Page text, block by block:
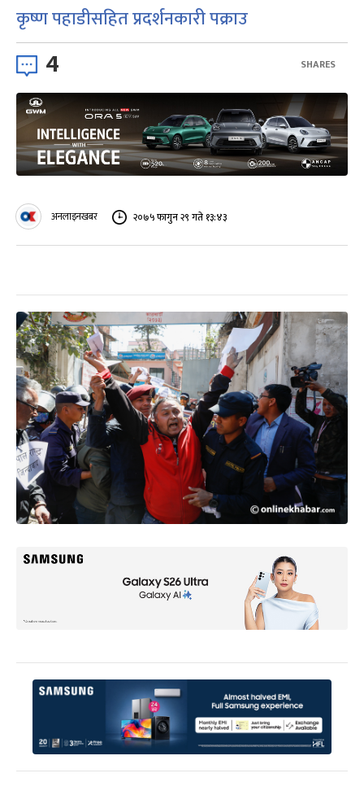
कृष्ण पहाडीसहित प्रदर्शनकारी पक्राउ
4 SHARES
अनलाइनखबर २०७५ फागुन २९ गते १३:४३